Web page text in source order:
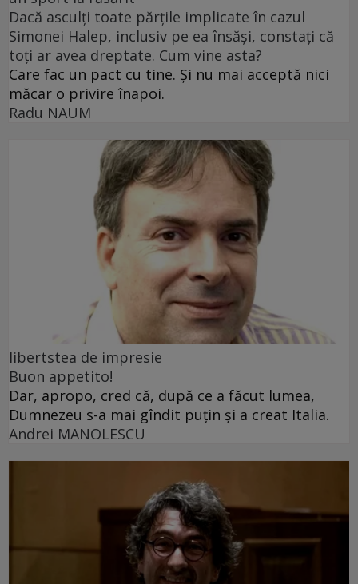
Dacă asculți toate părțile implicate în cazul
Simonei Halep, inclusiv pe ea însăși, constați că
toți ar avea dreptate. Cum vine asta?
Care fac un pact cu tine. Și nu mai acceptă nici
măcar o privire înapoi.
Radu NAUM
libertstea de impresie
Buon appetito!
Dar, apropo, cred că, după ce a făcut lumea,
Dumnezeu s-a mai gîndit puțin și a creat Italia.
Andrei MANOLESCU